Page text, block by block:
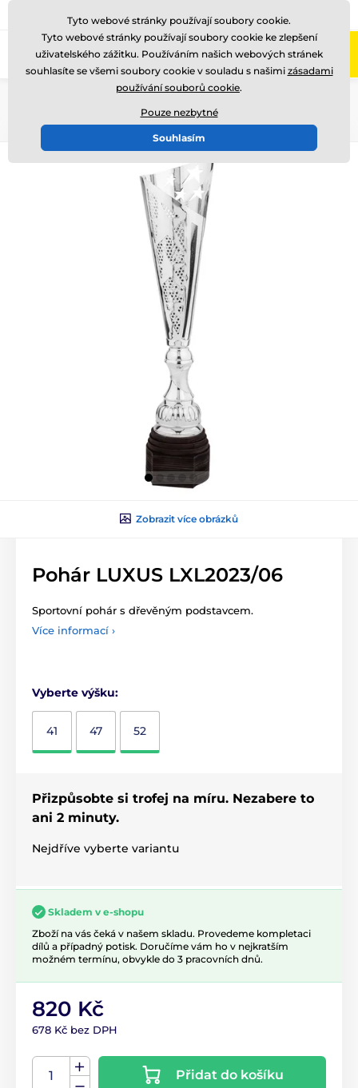
Zavolejte nám (Po-Pá 8-17)
Zobrazit více obrázků
Pohár LUXUS LXL2023/06
Sportovní pohár s dřevěným podstavcem.
Více informací ›
Vyberte výšku:
41 47 52
Přizpůsobte si trofej na míru. Nezabere to
ani 2 minuty.
Nejdříve vyberte variantu
Skladem v e-shopu
Zboží na vás čeká v našem skladu. Provedeme kompletaci
dílů a případný potisk. Doručíme vám ho v nejkratším
možném termínu, obvykle do 3 pracovních dnů.
820 Kč
678 Kč bez DPH
Přidat do košíku
Tyto webové stránky používají soubory cookie.
Tyto webové stránky používají soubory cookie ke zlepšení
uživatelského zážitku. Používáním našich webových stránek
souhlasíte se všemi soubory cookie v souladu s našimi zásadami
používání souborů cookie.
Pouze nezbytné
Souhlasím